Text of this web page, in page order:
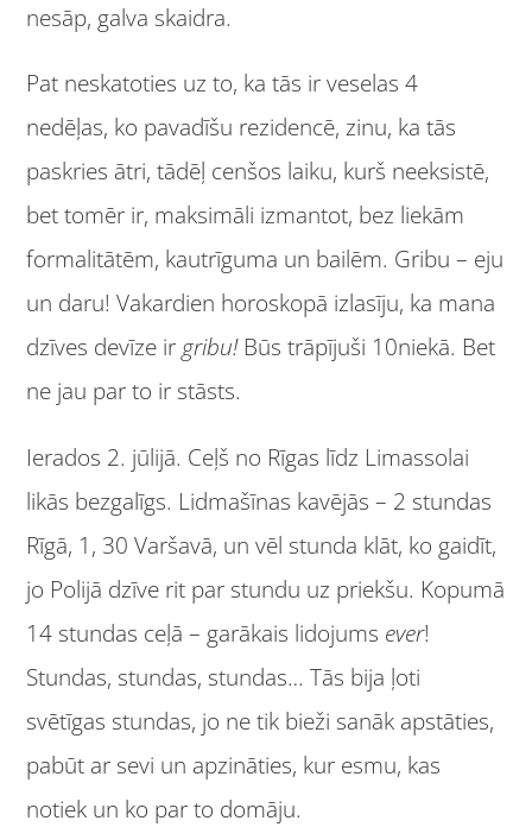
nesāp, galva skaidra.
Pat neskatoties uz to, ka tās ir veselas 4
nedēļas, ko pavadīšu rezidencē, zinu, ka tās
paskries ātri, tādēļ cenšos laiku, kurš neeksistē,
bet tomēr ir, maksimāli izmantot, bez liekām
formalitātēm, kautrīguma un bailēm. Gribu – eju
un daru! Vakardien horoskopā izlasīju, ka mana
dzīves devīze irgribu! Būs trāpījuši 10niekā. Bet
ne jau par to ir stāsts.
Ierados 2. jūlijā. Ceļš no Rīgas līdz Limassolai
likās bezgalīgs. Lidmašīnas kavējās – 2 stundas
Rīgā, 1, 30 Varšavā, un vēl stunda klāt, ko gaidīt,
jo Polijā dzīve rit par stundu uz priekšu. Kopumā
14 stundas ceļā – garākais lidojums ever!
Stundas, stundas, stundas… Tās bija ļoti
svētīgas stundas, jo ne tik bieži sanāk apstāties,
pabūt ar sevi un apzināties, kur esmu, kas
notiek un ko par to domāju.